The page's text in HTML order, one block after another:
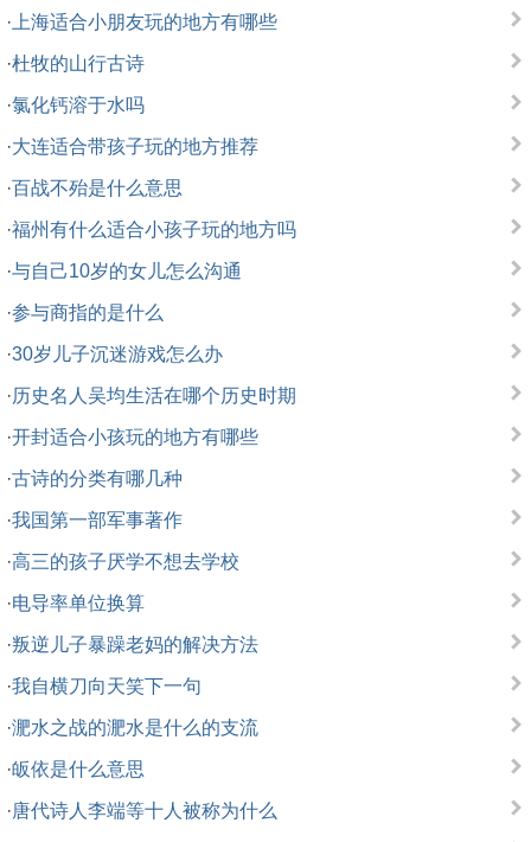
· 上海适合小朋友玩的地方有哪些
·杜牧的山行古诗
·氯化钙溶于水吗
·大连适合带孩子玩的地方推荐
·百战不殆是什么意思
·福州有什么适合小孩子玩的地方吗
·与自己10岁的女儿怎么沟通
·参与商指的是什么
·30岁儿子沉迷游戏怎么办
·历史名人吴均生活在哪个历史时期
·开封适合小孩玩的地方有哪些
·古诗的分类有哪几种
·我国第一部军事著作
·高三的孩子厌学不想去学校
·电导率单位换算
·叛逆儿子暴躁老妈的解决方法
·我自横刀向天笑下一句
·淝水之战的淝水是什么的支流
·皈依是什么意思
·唐代诗人李端等十人被称为什么